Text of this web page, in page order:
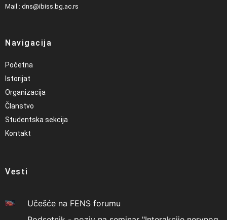
Mail : dns@ibiss.bg.ac.rs
Navigacija
Početna
Istorijat
Organizacija
Članstvo
Studentska sekcija
Kontakt
Vesti
Učešće na FENS forumu